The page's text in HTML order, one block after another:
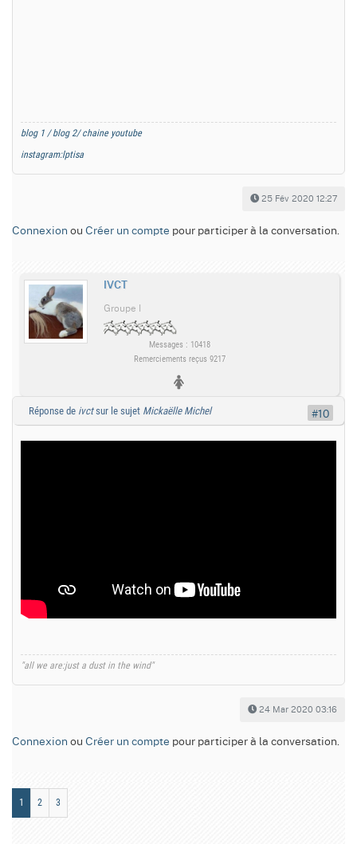
blog 1 / blog 2/ chaine youtube
instagram:lptisa
25 Fév 2020 12:27
Connexion ou Créer un compte pour participer à la conversation.
IVCT
Groupe I
Messages : 10418
Remerciements reçus 9217
Réponse de ivctsur le sujet Mickaëlle Michel
"all we are:just a dust in the wind"
24 Mar 2020 03:16
#10
Connexion ou Créer un compte pour participer à la conversation.
1 2 3